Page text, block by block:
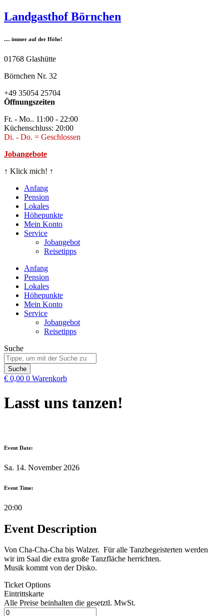
Zum
Inhalt
Landgasthof Börnchen
.... immer auf der Höhe!
01768 Glashütte
Börnchen Nr. 32
+49 35054 25704
Öffnungszeiten
Fr. - Mo.. 11:00 - 22:00
Küchenschluss: 20:00
Di. - Do. = Geschlossen
Jobangebote
↑ Klick mich! ↑
Anfang
Pension
Lokales
Höhepunkte
Mein Konto
Service
Jobangebot
Reisetipps
Anfang
Pension
Lokales
Höhepunkte
Mein Konto
Service
Jobangebot
Reisetipps
Suche
Suche
€ 0,00 0 Warenkorb
Lasst uns tanzen!
Event Date:
Sa. 14. November 2026
Event Time:
20:00
Event Description
Von Cha-Cha-Cha bis Walzer. Für alle Tanzbegeisterten werden
wir im Saal die extra große Tanzfläche herrichten.
Musik kommt von der Disko.
Ticket Options
Eintrittskarte
Alle Preise beinhalten die gesetztl. MwSt.